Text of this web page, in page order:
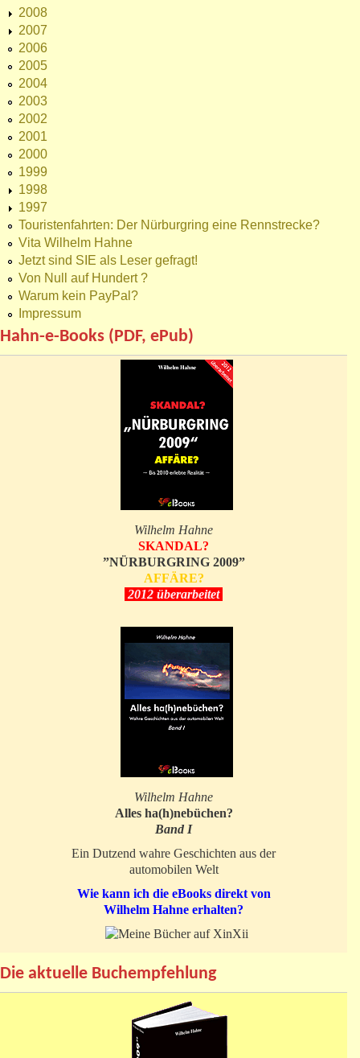
2008
2007
2006
2005
2004
2003
2002
2001
2000
1999
1998
1997
Touristenfahrten: Der Nürburgring eine Rennstrecke?
Vita Wilhelm Hahne
Jetzt sind SIE als Leser gefragt!
Von Null auf Hundert ?
Warum kein PayPal?
Impressum
Hahn-e-Books (PDF, ePub)
Wilhelm Hahne
SKANDAL?
”NÜRBURGRING 2009”
AFFÄRE?
2012 überarbeitet
Wilhelm Hahne
Alles ha(h)nebüchen?
Band I
Ein Dutzend wahre Geschichten aus der
automobilen Welt
Wie kann ich die eBooks direkt von
Wilhelm Hahne erhalten?
Die aktuelle Buchempfehlung